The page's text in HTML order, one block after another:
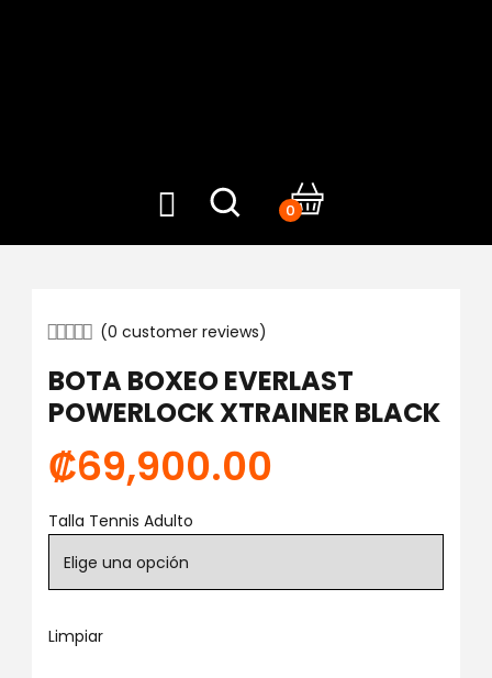
0
(0 customer reviews)
BOTA BOXEO EVERLAST
POWERLOCK XTRAINER BLACK
₡69,900.00
Talla Tennis Adulto
Limpiar